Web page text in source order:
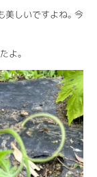
美しいですよね。今
よ。